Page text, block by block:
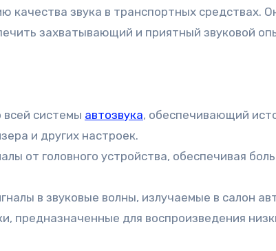
захватывающий и приятный звуковой
всей системы автозвука, обеспечивающий
и других настроек.
от головного устройства, обеспечивая
в звуковые волны, излучаемые в салон
предназначенные для воспроизведения